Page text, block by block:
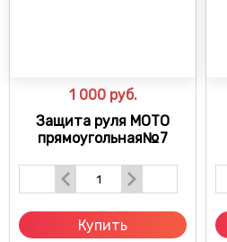
1 000 руб.
Защита руля МОТО
прямоугольная№7
Купить